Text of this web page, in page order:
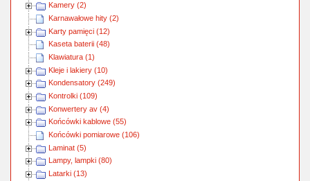
Kamery (2)
Karnawałowe hity (2)
Karty pamięci (12)
Kaseta baterii (48)
Klawiatura (1)
Kleje i lakiery (10)
Kondensatory (249)
Kontrolki (109)
Konwertery av (4)
Końcówki kablowe (55)
Końcówki pomiarowe (106)
Laminat (5)
Lampy, lampki (80)
Latarki (13)